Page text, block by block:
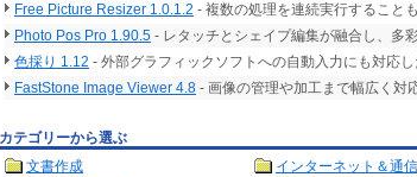
Free Picture Resizer 1.0.1.2 - 複数の処理を連続実行すること
Photo Pos Pro 1.90.5 - レタッチとシェイプ編集が融合し、多
色採り 1.12 - 外部グラフィックソフトへの自動入力にも対応
FastStone Image Viewer 4.8 - 画像の管理や加工まで幅広く対
カテゴリーから選ぶ
文書作成
インターネット＆通信